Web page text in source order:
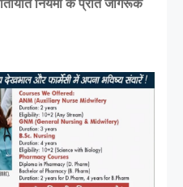
नियमों के प्रति जागरूक